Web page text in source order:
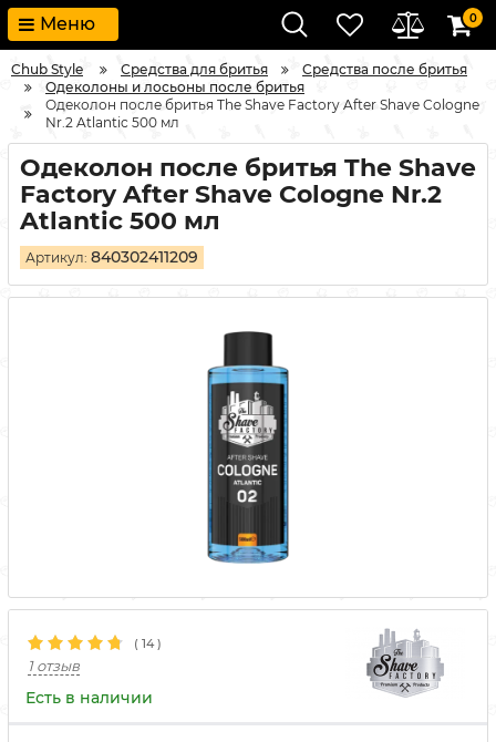
Меню 0
Chub Style Средства для бритья
Средства после бритья
Одеколоны и лосьоны после бритья
Одеколон после бритья The Shave Factory After Shave Cologne
Nr.2 Atlantic 500 мл
Одеколон после бритья The Shave
Factory After Shave Cologne Nr.2
Atlantic 500 мл
Артикул: 840302411209
( 14)
1 отзыв
Есть в наличии